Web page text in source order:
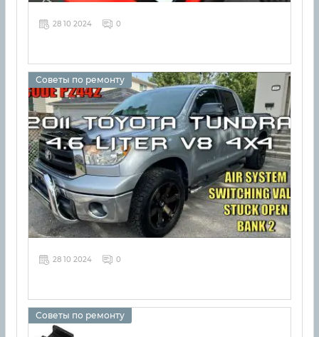
28 10 2024 0
Советы по ремонту
28 10 2024 0
Советы по ремонту